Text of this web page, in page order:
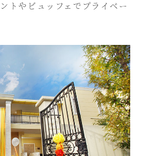
トやビュッフェでプライベー